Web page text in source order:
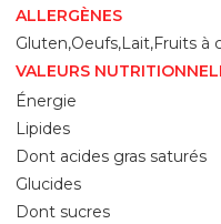
ALLERGÈNES
Gluten,Oeufs,Lait,Fruits à
VALEURS
Énergie
Lipides
Dont acides gras saturés
Glucides
Dont sucres